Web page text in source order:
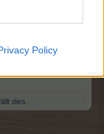
Policy
dies.